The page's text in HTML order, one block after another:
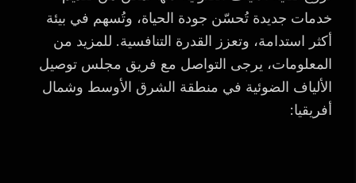
خدمات جديدة تُحسّن جودة الحياة، وتُسهم في بيئة
أكثر استدامة، وتعزز القدرة التنافسية. للمزيد من
المعلومات، يرجى التواصل مع فريق مجلس توصيل
الألياف الضوئية في منطقة الشرق الأوسط وشمال
أفريقيا: